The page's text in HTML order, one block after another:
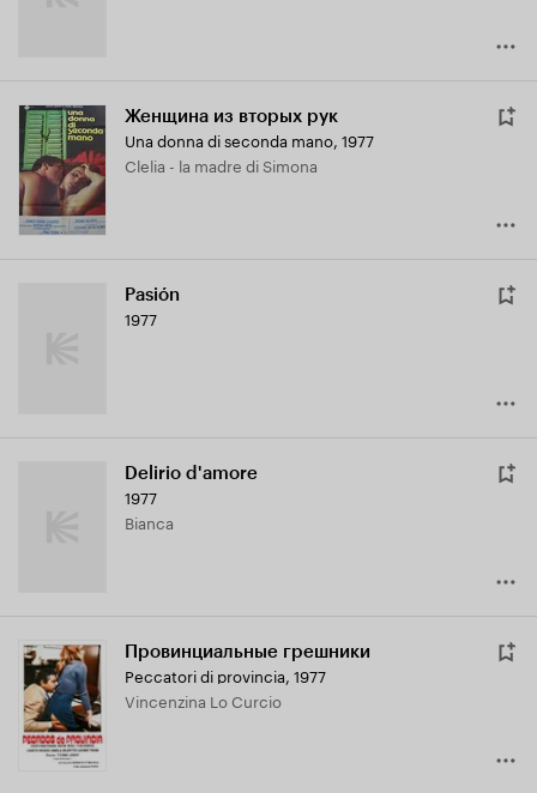
Женщина из вторых рук
Una donna di seconda mano, 1977
Clelia - la madre di Simona
Pasión
1977
Delirio d'amore
1977
Bianca
Провинциальные грешники
Peccatori di provincia, 1977
Vincenzina Lo Curcio